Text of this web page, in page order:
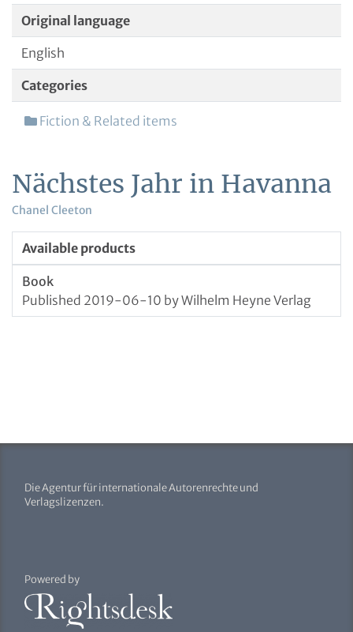
Original language
English
Categories
Fiction & Related items
Nächstes Jahr in Havanna
Chanel Cleeton
Available products
Book
Published 2019-06-10 by Wilhelm Heyne Verlag
Die Agentur für internationale Autorenrechte und
Verlagslizenzen.
Powered by